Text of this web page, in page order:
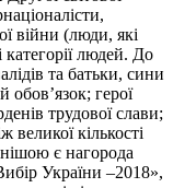
війни (люди, які
категорії людей. До
та батьки, сини
обов’язок; герої
трудової слави;
великої кількості
є нагорода
України –2018»,